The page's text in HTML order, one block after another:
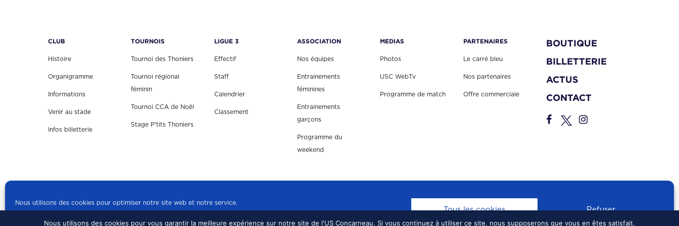
Nous utilisons des cookies pour optimiser notre site web et notre service.
Tous les cookies Refuser
CLUB
Histoire
Organigramme
Informations
Venir au stade
Infos billetterie
TOURNOIS
Tournoi des Thoniers
Tournoi régional
féminin
Tournoi CCA de Noël
Stage P'tits Thoniers
LIGUE 3
Effectif
Staff
Calendrier
Classement
ASSOCIATION
Nos équipes
Entrainements
féminines
Entrainements
garçons
Programme du
weekend
MEDIAS
Photos
USC WebTv
Programme de match
PARTENAIRES
Le carré bleu
Nos partenaires
Offre commerciale
BOUTIQUE
BILLETTERIE
ACTUS
CONTACT
Nous utilisons des cookies pour vous garantir la meilleure expérience sur notre site de l'US Concarneau. Si vous continuez à utiliser ce site, nous supposerons que vous en êtes satisfait.